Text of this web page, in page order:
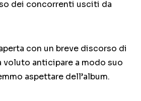
dei concorrenti usciti da
con un breve discorso di
voluto anticipare a modo suo
aspettare dell’album.